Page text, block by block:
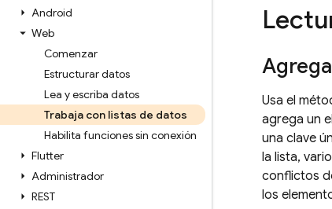
Android
Web
Comenzar
Estructurar datos
Lea y escriba datos
Trabaja con listas de datos
Habilita funciones sin conexión
Flutter
Administrador
REST
Usa el
agrega un
una clave
la lista,
conflictos
los